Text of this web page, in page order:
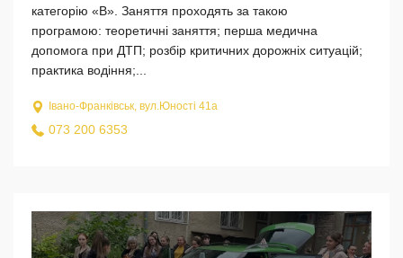
категорію «В». Заняття проходять за такою
програмою: теоретичні заняття; перша медична
допомога при ДТП; розбір критичних дорожніх ситуацій;
практика водіння;...
Івано-Франківськ, вул.Юності 41а
073 200 6353